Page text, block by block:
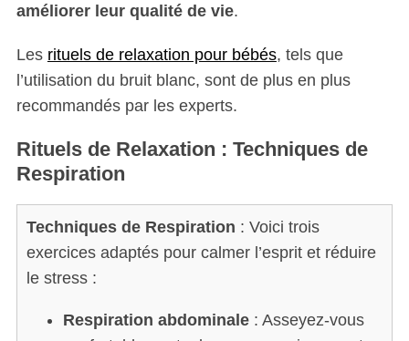
améliorer leur qualité de vie.
Les rituels de relaxation pour bébés, tels que
l’utilisation du bruit blanc, sont de plus en plus
recommandés par les experts.
Rituels de Relaxation : Techniques de
Respiration
Techniques de Respiration : Voici trois
exercices adaptés pour calmer l’esprit et réduire
le stress :
Respiration abdominale: Asseyez-vous